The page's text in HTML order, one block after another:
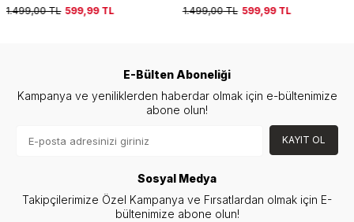
1.499,00TL 599,99TL
1.499,00TL 599,99TL
E-Bülten Aboneliği
Kampanya ve yeniliklerden haberdar olmak için e-bültenimize
abone olun!
KAYIT OL
Sosyal Medya
Takipçilerimize Özel Kampanya ve Fırsatlardan olmak için E-
bültenimize abone olun!